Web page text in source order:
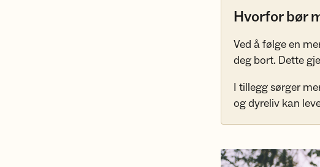
Hvorfor bør
Ved å følge en
deg bort. Dette
I tillegg sørger
og dyreliv kan